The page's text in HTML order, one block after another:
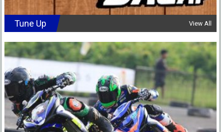
Tune Up View All